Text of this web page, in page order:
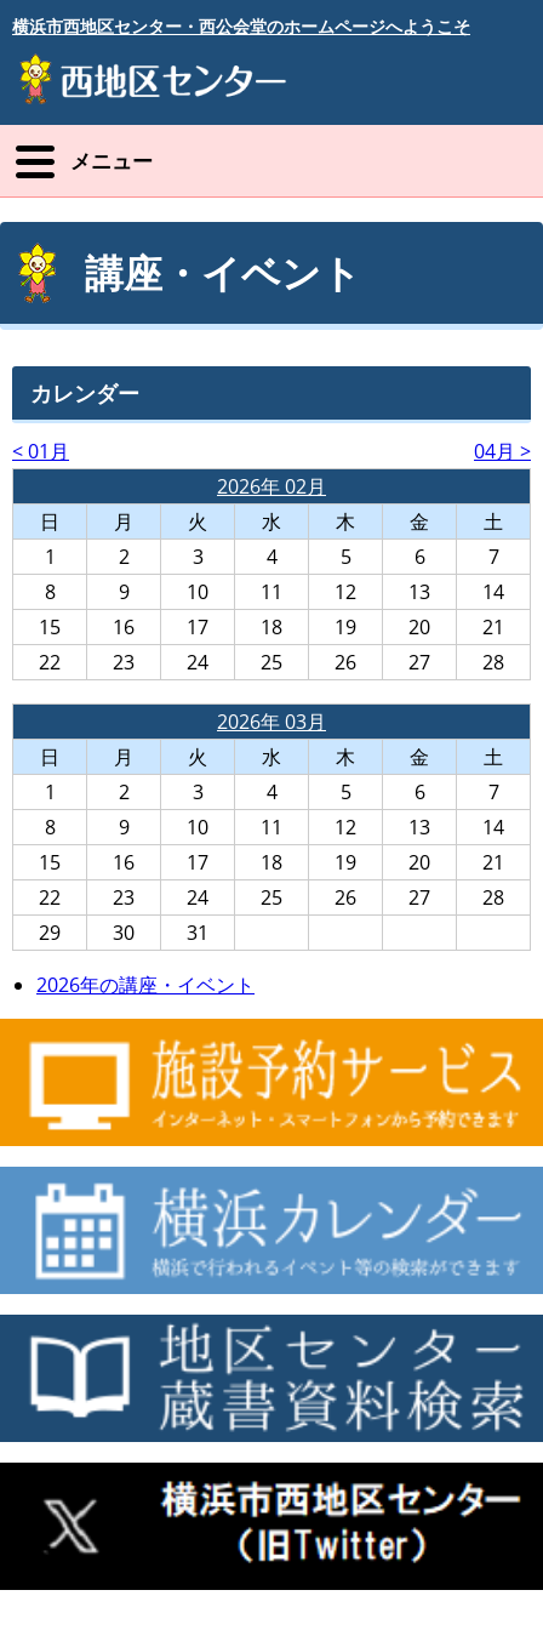
横浜市西地区センター・西公会堂のホームページへようこそ
メニュー
講座・イベント
カレンダー
< 01月
04月 >
2026年 02月
日
月 火 水 木 金
土
1
2 3 4 5 6
7
8
9 10 11 12 13
14
15
16 17 18 19 20
21
22
23 24 25 26 27 28
2026年 03月
日
月 火 水 木 金
土
1
2 3 4 5 6
7
8
9 10 11 12 13
14
15
16 17 18 19 20
21
22
23 24 25 26 27
28
29
30
31
2026年の講座・イベント